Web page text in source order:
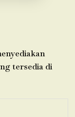
tersedia di